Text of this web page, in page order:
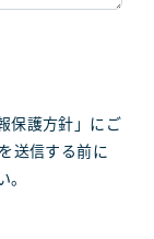
保護方針」にご
送信する前に